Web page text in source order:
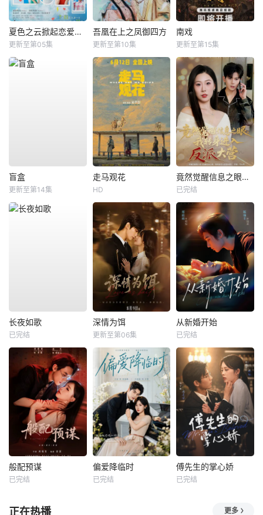
夏色之云掀起恋爱与风暴
更新至第05集
吾凰在上之凤御四方
更新至第10集
南戏
更新至第15集
盲盒
更新至第14集
走马观花
HD
竟然觉醒信息之眼，我转身进入反派大营
已完结
长夜如歌
已完结
深情为饵
更新至第06集
从新婚开始
已完结
般配预谋
已完结
偏爱降临时
已完结
傅先生的掌心娇
已完结
正在热播 更多